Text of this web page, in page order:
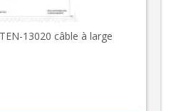
13020 câble à large